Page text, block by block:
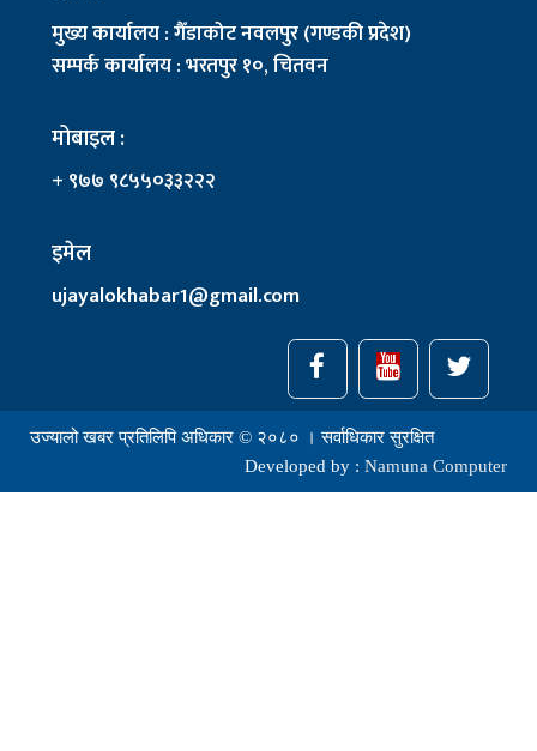
मुख्य कार्यालय : गैँडाकोट नवलपुर (गण्डकी प्रदेश)
सम्पर्क कार्यालय : भरतपुर १०, चितवन
मोबाइल :
+ ९७७ ९८५५०३३२२२
इमेल
ujayalokhabar1@gmail.com
उज्यालो खबर प्रतिलिपि अधिकार © २०८० । सर्वाधिकार सुरक्षित
Developed by : Namuna Computer